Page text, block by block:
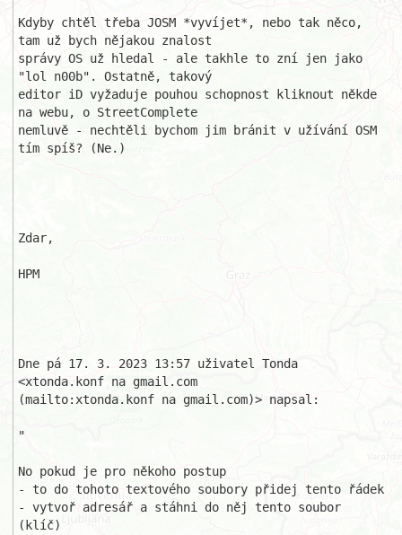
Kdyby chtěl třeba JOSM *vyvíjet*, nebo tak něco,
tam už bych nějakou znalost
správy OS už hledal - ale takhle to zní jen jako
"lol n00b". Ostatně, takový
editor iD vyžaduje pouhou schopnost kliknout někde
na webu, o StreetComplete
nemluvě - nechtěli bychom jim bránit v užívání OSM
tím spíš? (Ne.)
Zdar,
HPM
Dne pá 17. 3. 2023 13:57 uživatel Tonda
<xtonda.konf na gmail.com
(mailto:xtonda.konf na gmail.com)> napsal:
"
No pokud je pro někoho postup
- to do tohoto textového soubory přidej tento řádek
- vytvoř adresář a stáhni do něj tento soubor
(klíč)